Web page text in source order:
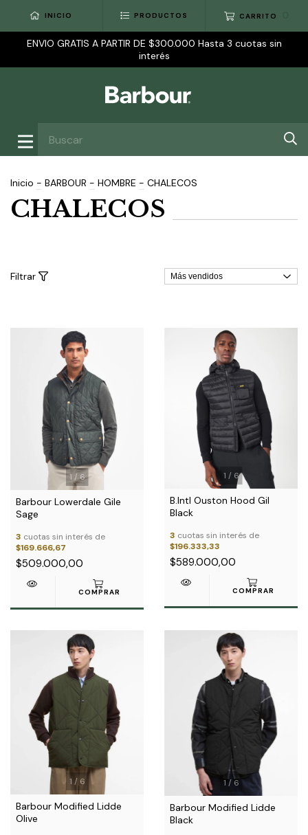
INICIO PRODUCTOS CARRITO
ENVIO GRATIS A PARTIR DE $300.000 Hasta 3 cuotas sin
interés
Inicio - BARBOUR - HOMBRE - CHALECOS
CHALECOS
Filtrar
1 /6
Barbour Lowerdale Gile
Sage
3 cuotas sin interés de
$169.666,67
$509.000,00
COMPRAR
1 / 6
B.Intl Ouston Hood Gil
Black
3 cuotas sin interés de
$196.333,33
$589.000,00
COMPRAR
1 / 6
Barbour Modified Lidde
Olive
1/6
Barbour Modified Lidde
Black